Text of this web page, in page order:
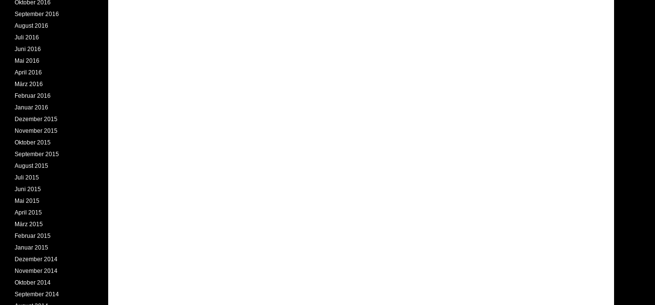
Oktober 2016
September 2016
August 2016
Juli 2016
Juni 2016
Mai 2016
April 2016
März 2016
Februar 2016
Januar 2016
Dezember 2015
November 2015
Oktober 2015
September 2015
August 2015
Juli 2015
Juni 2015
Mai 2015
April 2015
März 2015
Februar 2015
Januar 2015
Dezember 2014
November 2014
Oktober 2014
September 2014